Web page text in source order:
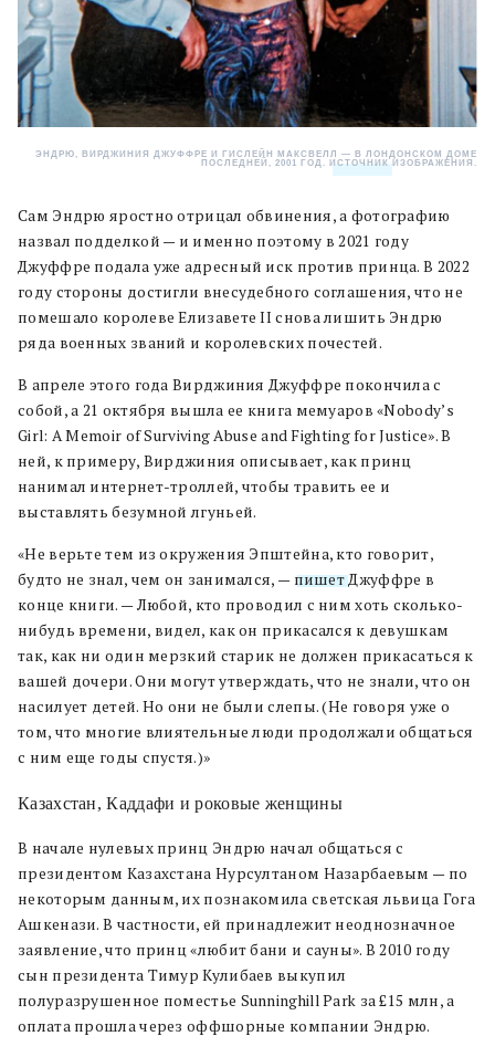
ЭНДРЮ, ВИРДЖИНИЯ ДЖУФФРЕ И ГИСЛЕЙН МАКСВЕЛЛ — В ЛОНДОНСКОМ ДОМЕ
ПОСЛЕДНЕЙ, 2001 ГОД. ИСТОЧНИКИЗОБРАЖЕНИЯ.
Сам Эндрю яростно отрицал обвинения, а фотографию
назвал подделкой — и именно поэтому в 2021 году
Джуффре подала уже адресный иск против принца. В 2022
году стороны достигли внесудебного соглашения, что не
помешало королеве Елизавете II снова лишить Эндрю
ряда военных званий и королевских почестей.
В апреле этого года Вирджиния Джуффре покончила с
собой, а 21 октября вышла ее книга мемуаров «Nobody’s
Girl: A Memoir of Surviving Abuse and Fighting for Justice». В
ней, к примеру, Вирджиния описывает, как принц
нанимал интернет-троллей, чтобы травить ее и
выставлять безумной лгуньей.
«Не верьте тем из окружения Эпштейна, кто говорит,
будто не знал, чем он занимался, — пишетДжуффре в
конце книги. — Любой, кто проводил с ним хоть сколько-
нибудь времени, видел, как он прикасался к девушкам
так, как ни один мерзкий старик не должен прикасаться к
вашей дочери. Они могут утверждать, что не знали, что он
насилует детей. Но они не были слепы. (Не говоря уже о
том, что многие влиятельные люди продолжали общаться
с ним еще годы спустя.)»
Казахстан, Каддафи и роковые женщины
В начале нулевых принц Эндрю начал общаться с
президентом Казахстана Нурсултаном Назарбаевым — по
некоторым данным, их познакомила светская львица Гога
Ашкенази. В частности, ей принадлежит неоднозначное
заявление, что принц «любит бани и сауны». В 2010 году
сын президента Тимур Кулибаев выкупил
полуразрушенное поместье Sunninghill Park за £15 млн, а
оплата прошла через оффшорные компании Эндрю.